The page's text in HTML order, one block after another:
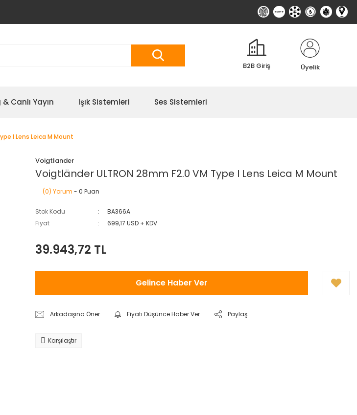
B2B Giriş Üyelik
Canlı Yayın Işık Sistemleri Ses Sistemleri
I Lens Leica M Mount
Voigtlander
Voigtländer ULTRON 28mm F2.0 VM Type I Lens Leica M Mount
(0) Yorum - 0 Puan
Stok Kodu
BA366A
Fiyat
699,17 USD + KDV
39.943,72 TL
Gelince Haber Ver
Arkadaşına Öner Fiyatı Düşünce Haber Ver Paylaş
Karşılaştır